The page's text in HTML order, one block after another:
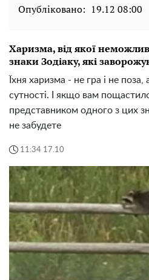
Опубліковано: 19.12 08:00
Харизма, від якої
знаки Зодіаку, які
Їхня харизма - не гра і не
сутності. І якщо вам
представником одного з цих
не забудете
11:34 17.10